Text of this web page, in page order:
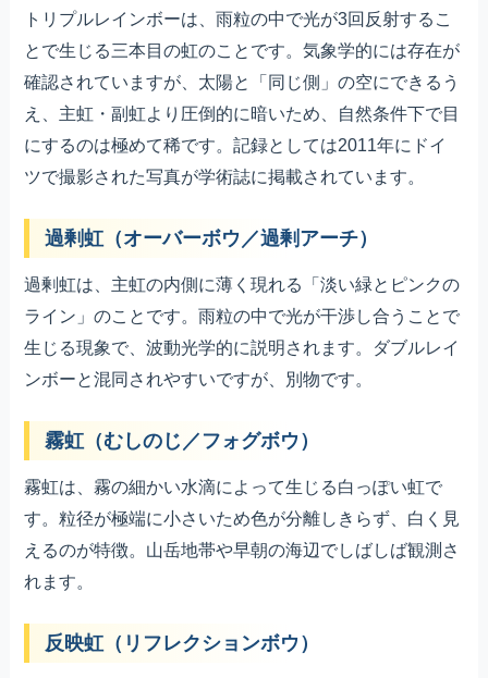
トリプルレインボーは、雨粒の中で光が3回反射するこ
とで生じる三本目の虹のことです。気象学的には存在が
確認されていますが、太陽と「同じ側」の空にできるう
え、主虹・副虹より圧倒的に暗いため、自然条件下で目
にするのは極めて稀です。記録としては2011年にドイ
ツで撮影された写真が学術誌に掲載されています。
過剰虹（オーバーボウ／過剰アーチ）
過剰虹は、主虹の内側に薄く現れる「淡い緑とピンクの
ライン」のことです。雨粒の中で光が干渉し合うことで
生じる現象で、波動光学的に説明されます。ダブルレイ
ンボーと混同されやすいですが、別物です。
霧虹（むしのじ／フォグボウ）
霧虹は、霧の細かい水滴によって生じる白っぽい虹で
す。粒径が極端に小さいため色が分離しきらず、白く見
えるのが特徴。山岳地帯や早朝の海辺でしばしば観測さ
れます。
反映虹（リフレクションボウ）